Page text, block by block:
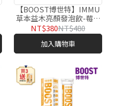
【BOOST博世特】IMMU
草本益木亮顏發泡飲-莓果
18錠/管
NT$380NT$480
加入購物車